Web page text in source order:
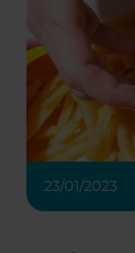
23/01/2023